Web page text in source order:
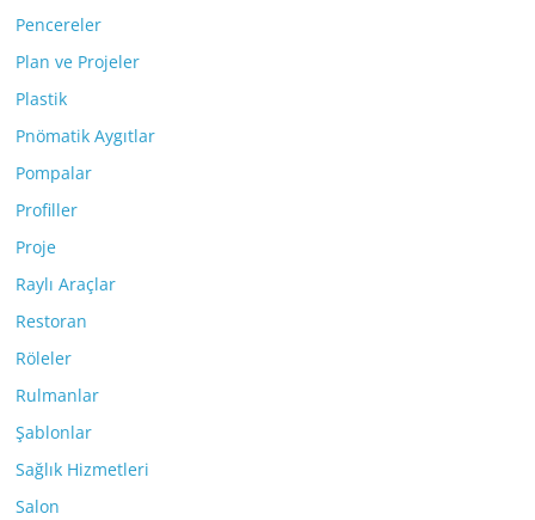
Pencereler
Plan ve Projeler
Plastik
Pnömatik Aygıtlar
Pompalar
Profiller
Proje
Raylı Araçlar
Restoran
Röleler
Rulmanlar
Şablonlar
Sağlık Hizmetleri
Salon